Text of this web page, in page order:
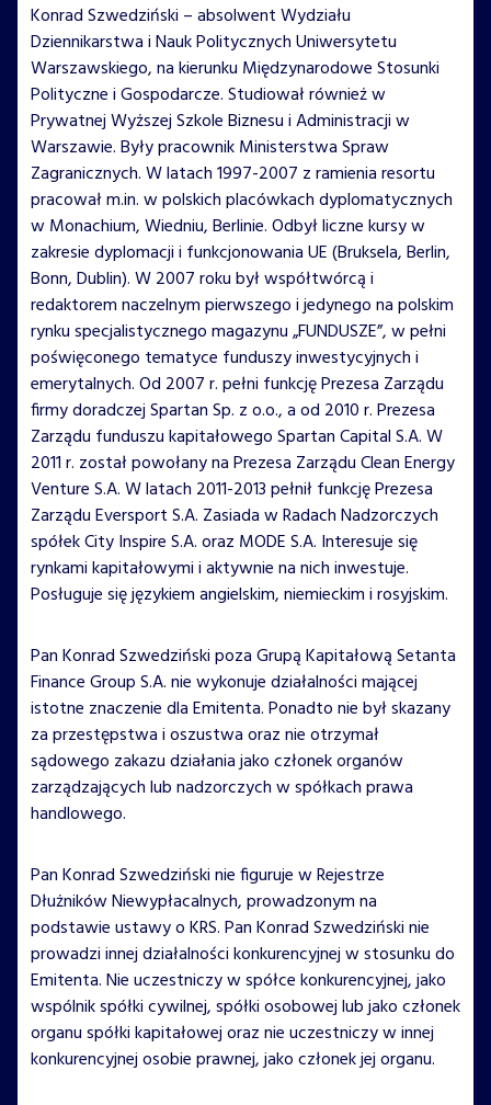
Konrad Szwedziński – absolwent Wydziału
Dziennikarstwa i Nauk Politycznych Uniwersytetu
Warszawskiego, na kierunku Międzynarodowe Stosunki
Polityczne i Gospodarcze. Studiował również w
Prywatnej Wyższej Szkole Biznesu i Administracji w
Warszawie. Były pracownik Ministerstwa Spraw
Zagranicznych. W latach 1997-2007 z ramienia resortu
pracował m.in. w polskich placówkach dyplomatycznych
w Monachium, Wiedniu, Berlinie. Odbył liczne kursy w
zakresie dyplomacji i funkcjonowania UE (Bruksela, Berlin,
Bonn, Dublin). W 2007 roku był współtwórcą i
redaktorem naczelnym pierwszego i jedynego na polskim
rynku specjalistycznego magazynu „FUNDUSZE”, w pełni
poświęconego tematyce funduszy inwestycyjnych i
emerytalnych. Od 2007 r. pełni funkcję Prezesa Zarządu
firmy doradczej Spartan Sp. z o.o., a od 2010 r. Prezesa
Zarządu funduszu kapitałowego Spartan Capital S.A. W
2011 r. został powołany na Prezesa Zarządu Clean Energy
Venture S.A. W latach 2011-2013 pełnił funkcję Prezesa
Zarządu Eversport S.A. Zasiada w Radach Nadzorczych
spółek City Inspire S.A. oraz MODE S.A. Interesuje się
rynkami kapitałowymi i aktywnie na nich inwestuje.
Posługuje się językiem angielskim, niemieckim i rosyjskim.
Pan Konrad Szwedziński poza Grupą Kapitałową Setanta
Finance Group S.A. nie wykonuje działalności mającej
istotne znaczenie dla Emitenta. Ponadto nie był skazany
za przestępstwa i oszustwa oraz nie otrzymał
sądowego zakazu działania jako członek organów
zarządzających lub nadzorczych w spółkach prawa
handlowego.
Pan Konrad Szwedziński nie figuruje w Rejestrze
Dłużników Niewypłacalnych, prowadzonym na
podstawie ustawy o KRS. Pan Konrad Szwedziński nie
prowadzi innej działalności konkurencyjnej w stosunku do
Emitenta. Nie uczestniczy w spółce konkurencyjnej, jako
wspólnik spółki cywilnej, spółki osobowej lub jako członek
organu spółki kapitałowej oraz nie uczestniczy w innej
konkurencyjnej osobie prawnej, jako członek jej organu.